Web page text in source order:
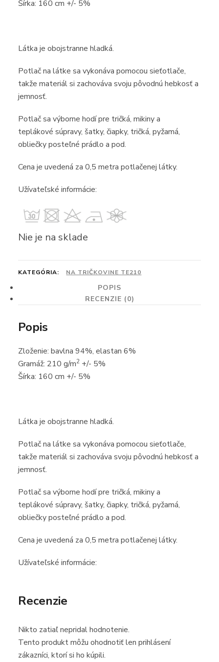
Šírka: 160 cm +/- 5%
Látka je obojstranne hladká.
Potlačna látke sa vykonáva pomocou sieťotlače,
takžemateriálsi zachováva svoju pôvodnú hebkosť a
jemnosť.
Potlač sa výborne hodípre tričká, mikinya
teplákové súpravy, šatky,čiapky, tričká, pyžamá,
obliečky posteľné prádlo a pod.
Cena je uvedená za0,5 metra potlačenej látky.
Užívateľské informácie:
Nie je na sklade
KATEGÓRIA: NA TRIČKOVINE TE210
POPIS
RECENZIE (0)
Popis
Zloženie: bavlna 94%, elastan 6%
Gramáž: 210 g/m2 +/- 5%
Šírka: 160 cm +/- 5%
Látka je obojstranne hladká.
Potlačna látke sa vykonáva pomocou sieťotlače,
takžemateriálsi zachováva svoju pôvodnú hebkosť a
jemnosť.
Potlač sa výborne hodípre tričká, mikinya
teplákové súpravy, šatky,čiapky, tričká, pyžamá,
obliečky posteľné prádlo a pod.
Cena je uvedená za0,5 metra potlačenej látky.
Užívateľské informácie:
Recenzie
Nikto zatiaľ nepridal hodnotenie.
Tento produkt môžu ohodnotiť len prihlásení
zákazníci, ktorí si ho kúpili.